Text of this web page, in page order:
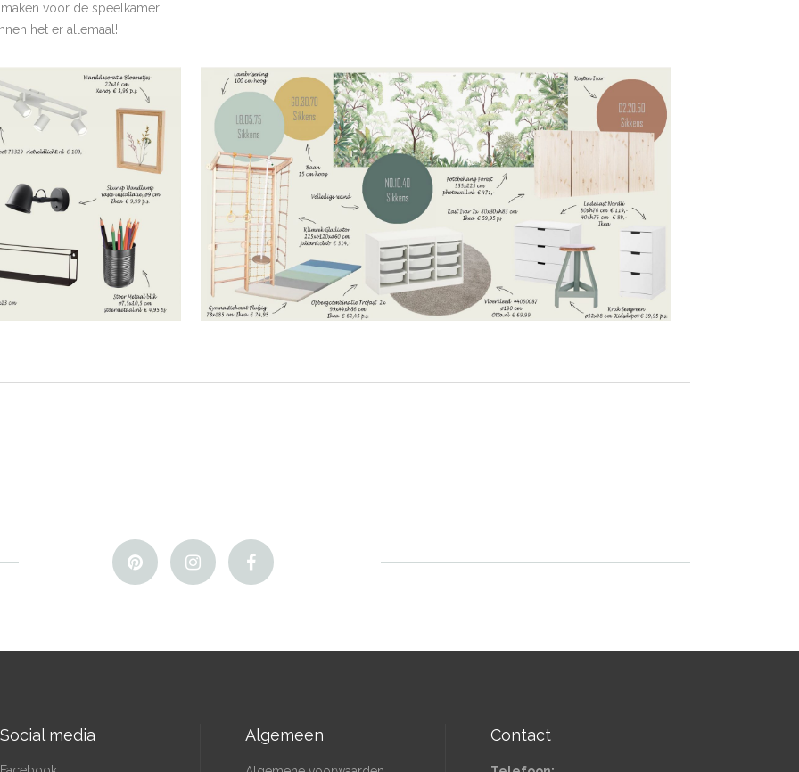
voor de speelkamer.
het er allemaal!
Social media Algemeen Contact